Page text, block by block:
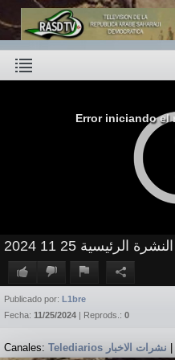
Error iniciando el
النشرة الرئيسية 25 11 2024
Publicado por: L1bre
Fecha: 11/25/2024 | Reprods.: 0
Canales: Telediarios نشرات الاخبار